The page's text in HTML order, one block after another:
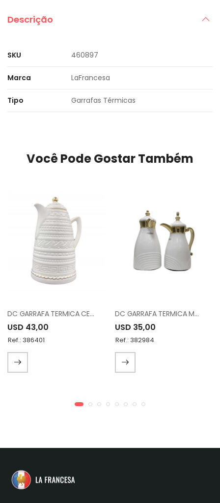
Descrição
SKU 460897
Marca LaFrancesa
Tipo Garrafas Térmicas
Você Pode Gostar Também
DC GARRAFA TERMICA CERAMICA RL17890N-G
USD 43,00
Ref.: 386401
DC GARRAFA TERMICA MXP-0700/MXP-B1000WC9
USD 35,00
Ref.: 382984